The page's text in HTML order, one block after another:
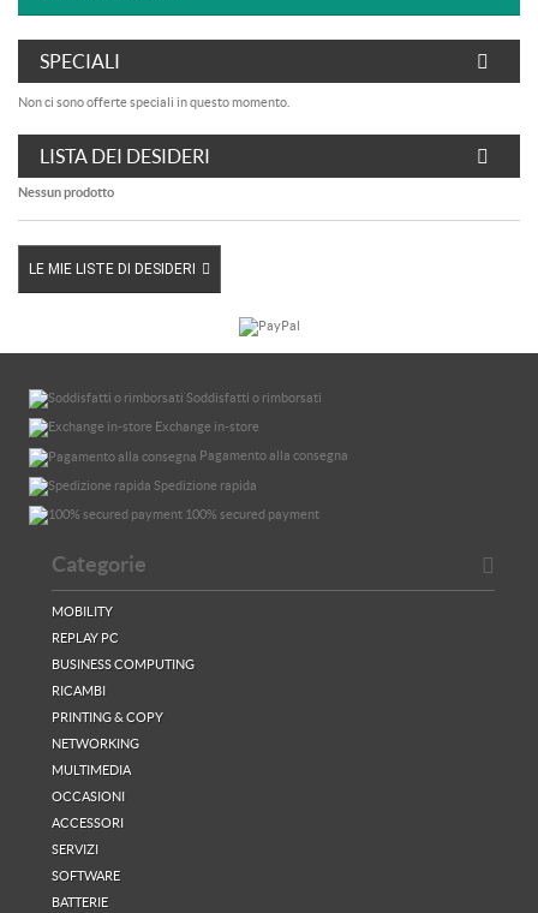
SPECIALI
Non ci sono offerte speciali in questo momento.
LISTA DEI DESIDERI
Nessun prodotto
LE MIE LISTE DI DESIDERI
Soddisfatti o rimborsati
Exchange in-store
Pagamento alla consegna
Spedizione rapida
100% secured payment
Categorie
MOBILITY
REPLAY PC
BUSINESS COMPUTING
RICAMBI
PRINTING & COPY
NETWORKING
MULTIMEDIA
OCCASIONI
ACCESSORI
SERVIZI
SOFTWARE
BATTERIE